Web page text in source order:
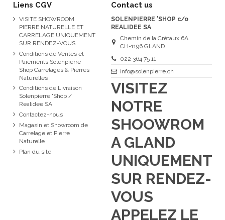
Liens CGV
VISITE SHOWROOM
PIERRE NATURELLE ET
CARRELAGE UNIQUEMENT
SUR RENDEZ-VOUS
Conditions de Ventes et
Paiements Solenpierre
Shop Carrelages & Pierres
Naturelles
Conditions de Livraison
Solenpierre 'Shop /
Realidee SA
Contactez-nous
Magasin et Showroom de
Carrelage et Pierre
Naturelle
Plan du site
Contact us
SOLENPIERRE 'SHOP c/o
REALIDEE SA
Chemin de la Crétaux 6A
CH-1196 GLAND
022 364 75 11
info@solenpierre.ch
VISITEZ
NOTRE
SHOOWROM
A GLAND
UNIQUEMENT
SUR RENDEZ-
VOUS
APPELEZ LE